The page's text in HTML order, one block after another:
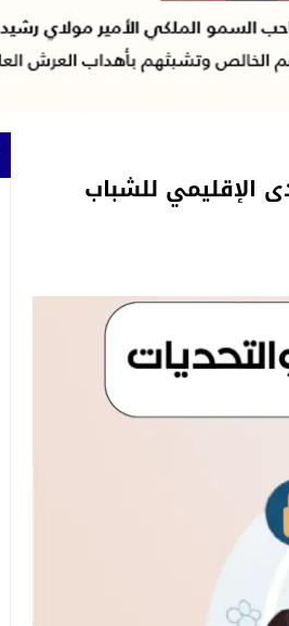
الإقليمي للشباب